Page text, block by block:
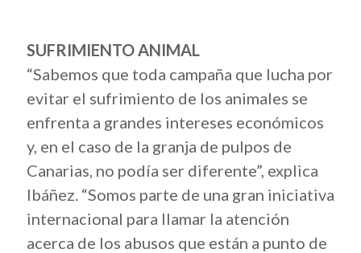
SUFRIMIENTO ANIMAL
“Sabemos que toda campaña que lucha por
evitar el sufrimiento de los animales se
enfrenta a grandes intereses económicos
y, en el caso de la granja de pulpos de
Canarias, no podía ser diferente”, explica
Ibáñez. “Somos parte de una gran iniciativa
internacional para llamar la atención
acerca de los abusos que están a punto de